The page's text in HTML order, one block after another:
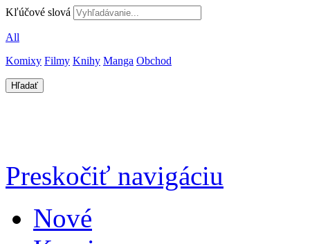
Kľúčové slová
All
Komixy Filmy Knihy Manga Obchod
Preskočiť navigáciu
Nové